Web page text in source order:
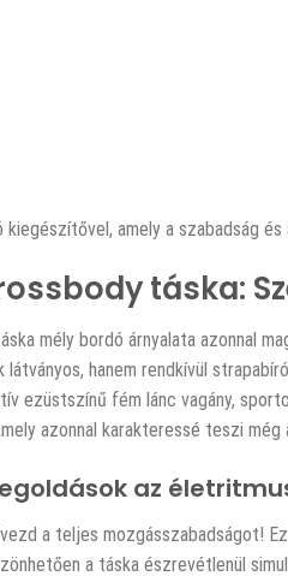
amely a szabadság
táska:
mély bordó árnyalata azonnal
hanem rendkívül
ezüstszínű fém lánc vagány,
azonnal karakteressé teszi
az
a teljes mozgásszabadságot!
a táska észrevétlenül